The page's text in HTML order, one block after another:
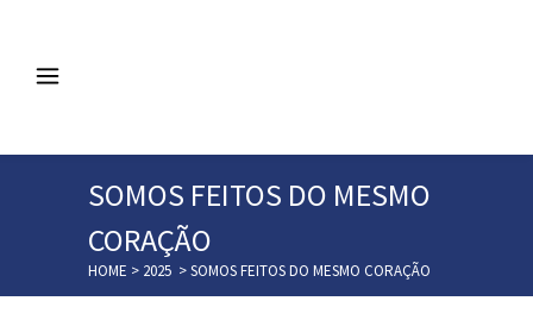
SOMOS FEITOS DO MESMO
CORAÇÃO
HOME > 2025 >SOMOS FEITOS DO MESMO CORAÇÃO